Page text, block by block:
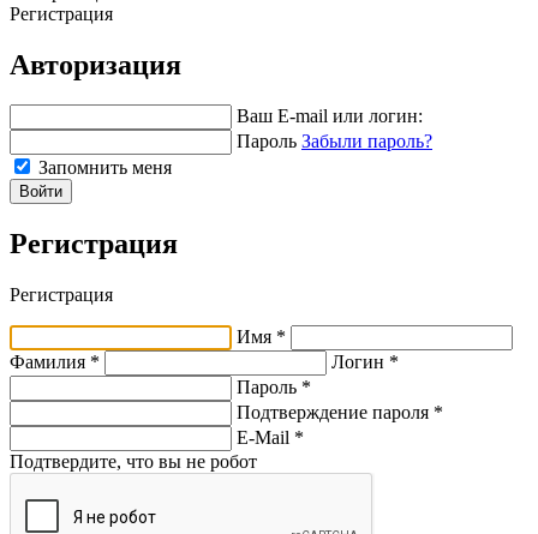
Регистрация
Авторизация
Ваш E-mail или логин:
Пароль Забыли пароль?
Запомнить меня
Войти
Регистрация
Регистрация
Имя *
Фамилия *
Логин *
Пароль *
Подтверждение пароля *
E-Mail *
Подтвердите, что вы не робот